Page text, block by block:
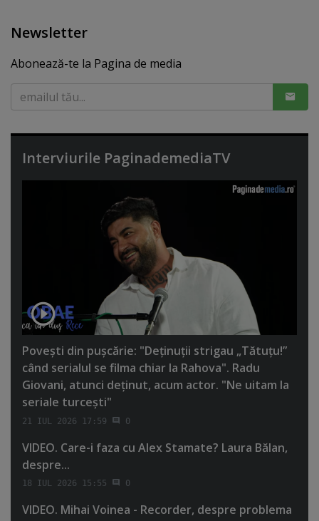
Newsletter
Abonează-te la Pagina de media
Interviurile PaginademediaTV
Poveşti din puşcărie: "Deţinuţii strigau „Tătuţu!”
când serialul se filma chiar la Rahova". Radu
Giovani, atunci deţinut, acum actor. "Ne uitam la
seriale turceşti"
21 IUL 2026 17:59 0
VIDEO. Care-i faza cu Alex Stamate? Laura Bălan,
despre...
18 IUL 2026 15:55 0
VIDEO. Mihai Voinea - Recorder, despre problema